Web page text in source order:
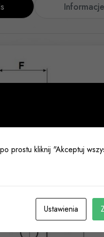
prostu kliknij "Akceptuj
Ustawienia